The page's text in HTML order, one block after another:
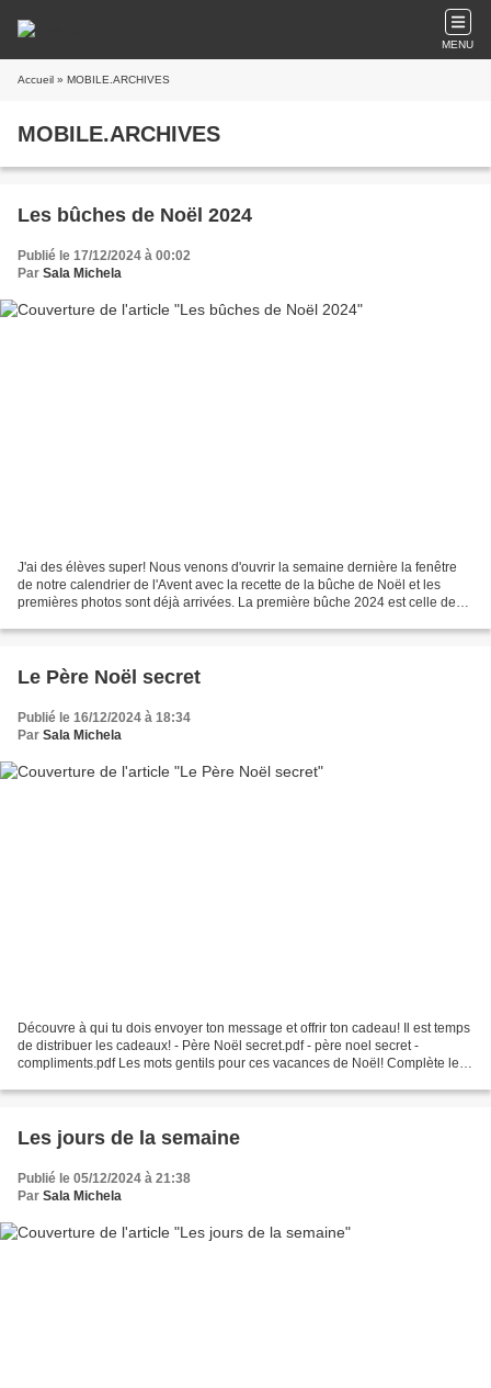
MENU
Accueil » MOBILE.ARCHIVES
MOBILE.ARCHIVES
Les bûches de Noël 2024
Publié le 17/12/2024 à 00:02
Par Sala Michela
J'ai des élèves super! Nous venons d'ouvrir la semaine dernière la fenêtre
de notre calendrier de l'Avent avec la recette de la bûche de Noël et les
premières photos sont déjà arrivées. La première bûche 2024 est celle de
Le Père Noël secret
Publié le 16/12/2024 à 18:34
Par Sala Michela
Découvre à qui tu dois envoyer ton message et offrir ton cadeau! Il est temps
de distribuer les cadeaux! - Père Noël secret.pdf - père noel secret -
compliments.pdf Les mots gentils pour ces vacances de Noël! Complète le
Les jours de la semaine
Publié le 05/12/2024 à 21:38
Par Sala Michela